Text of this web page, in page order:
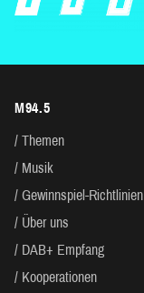
M94.5
Themen
Musik
Gewinnspiel-Richtlinien
Über uns
DAB+ Empfang
Kooperationen